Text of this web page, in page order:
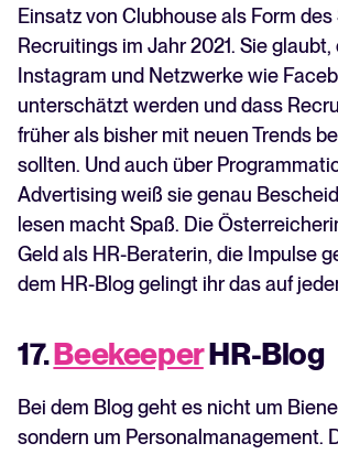
Einsatz von Clubhouse als Form
Recruitings im Jahr 2021. Sie
Instagram und Netzwerke wie
unterschätzt werden und dass
früher als bisher mit neuen Trends
sollten. Und auch über
Advertising weiß sie genau
lesen macht Spaß. Die
Geld als HR-Beraterin, die Impulse
dem HR-Blog gelingt ihr das auf
17.BeekeeperHR-Blog
Bei dem Blog geht es nicht um
sondern um Personalmanagement.